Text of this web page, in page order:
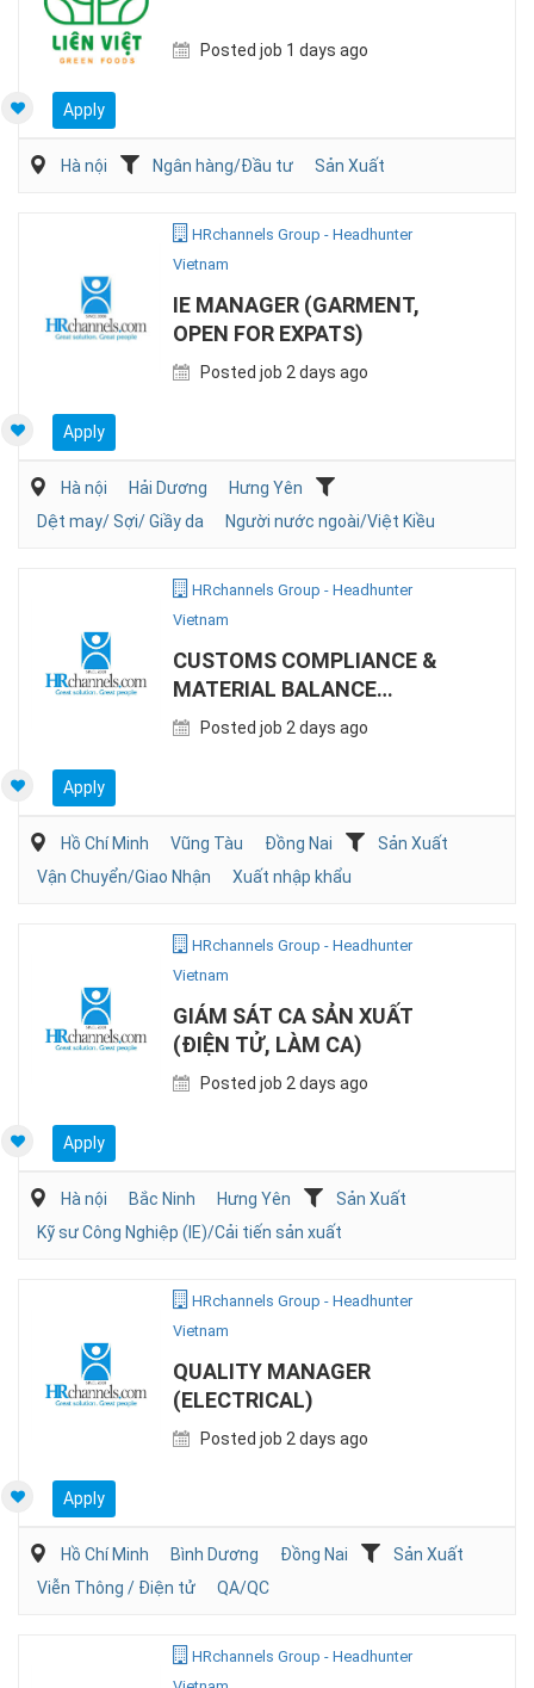
Posted job 1 days ago
Apply
Hà nội Ngân hàng/Đầu tư Sản Xuất
HRchannels Group - Headhunter
Vietnam
IE MANAGER (GARMENT,
OPEN FOR EXPATS)
Posted job 2 days ago
Apply
Hà nội Hải Dương
Hưng Yên
Dệt may/ Sợi/ Giầy da
Người nước ngoài/Việt Kiều
HRchannels Group - Headhunter
Vietnam
CUSTOMS COMPLIANCE &
MATERIAL BALANCE
SPECIALIST (EPE)
Posted job 2 days ago
Apply
Hồ Chí Minh Vũng Tàu Đồng Nai
Sản Xuất
Vận Chuyển/Giao Nhận
Xuất nhập khẩu
HRchannels Group - Headhunter
Vietnam
GIÁM SÁT CA SẢN XUẤT
(ĐIỆN TỬ, LÀM CA)
Posted job 2 days ago
Apply
Hà nội Bắc Ninh Hưng Yên
Sản Xuất
Kỹ sư Công Nghiệp (IE)/Cải tiến sản xuất
HRchannels Group - Headhunter
Vietnam
QUALITY MANAGER
(ELECTRICAL)
Posted job 2 days ago
Apply
Hồ Chí Minh Bình Dương Đồng Nai
Sản Xuất
Viễn Thông / Điện tử
QA/QC
HRchannels Group - Headhunter